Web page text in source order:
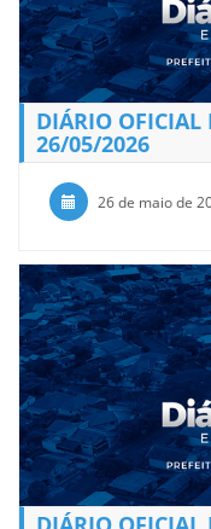
DIÁRIO OFICIAL
26/05/2026
26 de maio de